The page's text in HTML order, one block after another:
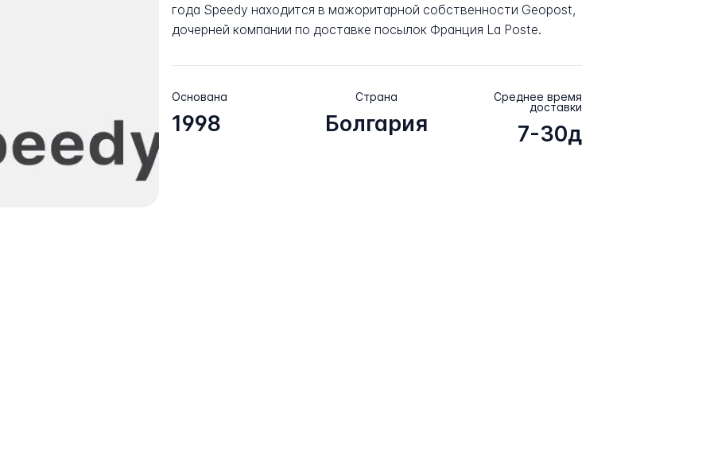
года Speedy находится в мажоритарной собственности Geopost,
дочерней компании по доставке посылок Франция La Poste.
Основана
1998
Страна
Болгария
Среднее время
доставки
7-30д